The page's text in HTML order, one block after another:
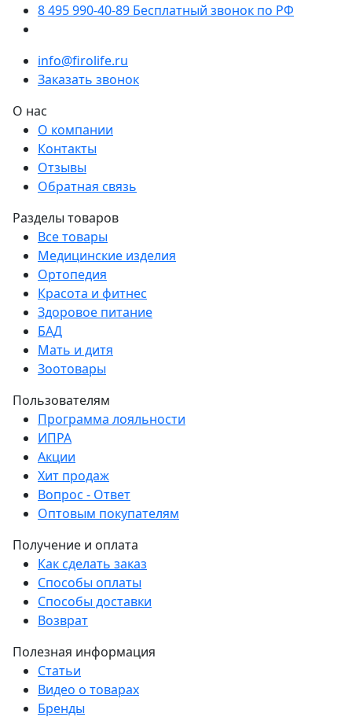
8 495 990-40-89 Бесплатный звонок по РФ
info@firolife.ru
Заказать звонок
О нас
О компании
Контакты
Отзывы
Обратная связь
Разделы товаров
Все товары
Медицинские изделия
Ортопедия
Красота и фитнес
Здоровое питание
БАД
Мать и дитя
Зоотовары
Пользователям
Программа лояльности
ИПРА
Акции
Хит продаж
Вопрос - Ответ
Оптовым покупателям
Получение и оплата
Как сделать заказ
Способы оплаты
Способы доставки
Возврат
Полезная информация
Статьи
Видео о товарах
Бренды